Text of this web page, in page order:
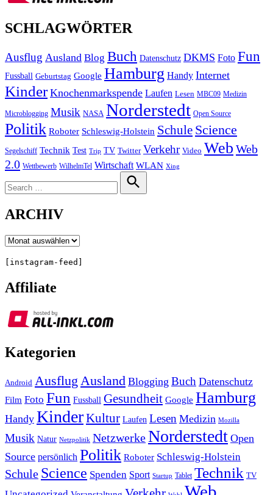
SCHLAGWÖRTER
Ausflug Ausland Blog Buch Datenschutz DKMS Foto Fun
Fussball Geburtstag Google Hamburg Handy Internet
Kinder Knochenmarkspende Laufen Lesen MBC09 Medizin
Microblogging Musik NASA Norderstedt Open Source
Politik Roboter Schleswig-Holstein Schule Science
Segelschiff Technik Test Trip TV Twitter Verkehr Video Web Web
2.0 Wettbewerb WilhelmTel Wirtschaft WLAN Xing
for:
Search
ARCHIV
Archiv
[instagram-feed]
Affiliate
Kategorien
Android Ausflug Ausland Blogging Buch Datenschutz
Film Foto Fun Fussball Gesundheit Google Hamburg
Handy KinderKultur Laufen Lesen Medizin Mozilla
Musik Natur Netzpolitik NetzwerkeNorderstedt Open
Source persönlich Politik Roboter Schleswig-Holstein
Schule Science Spenden Sport Startup Tablet Technik TV